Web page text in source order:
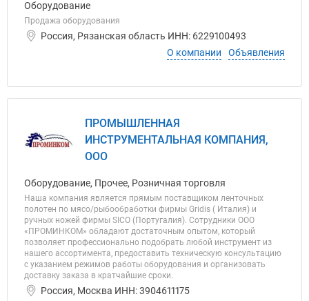
Оборудование
Продажа оборудования
Россия, Рязанская область ИНН: 6229100493
О компании
Объявления
ПРОМЫШЛЕННАЯ
ИНСТРУМЕНТАЛЬНАЯ КОМПАНИЯ,
ООО
Оборудование, Прочее, Розничная торговля
Наша компания является прямым поставщиком ленточных
полотен по мясо/рыбообработки фирмы Gridis ( Италия) и
ручных ножей фирмы SICO (Португалия). Сотрудники ООО
«ПРОМИНКОМ» обладают достаточным опытом, который
позволяет профессионально подобрать любой инструмент из
нашего ассортимента, предоставить техническую консультацию
с указанием режимов работы оборудования и организовать
доставку заказа в кратчайшие сроки.
Россия, Москва ИНН: 3904611175